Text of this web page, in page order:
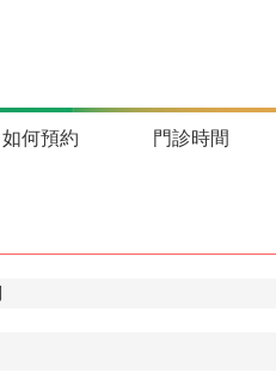
如何預約 門診時間